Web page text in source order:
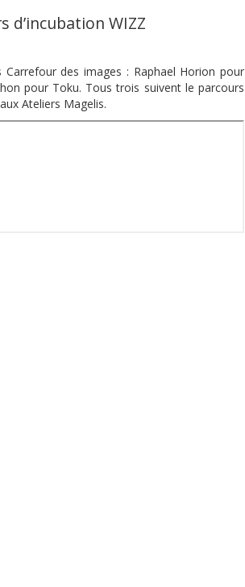
WIZZ
des images : Raphael Horion pour
pour Toku. Tous trois suivent le parcours
Ateliers Magelis.